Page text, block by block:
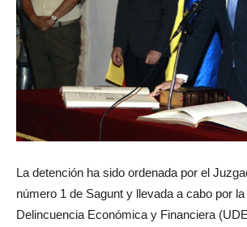
La detención ha sido ordenada por el
número 1 de Sagunt y llevada a cabo por
Delincuencia Económica y Financiera